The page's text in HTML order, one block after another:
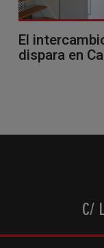
El
dispara en
C/